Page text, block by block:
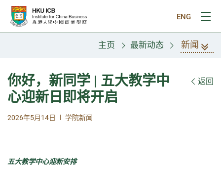
跳往主要内容
ENG
打
主页 最新动态 新闻
你好，新同学 | 五大教学中
心迎新日即将开启
返回
2026年5月14日 | 学院新闻
五大教学中心迎新安排